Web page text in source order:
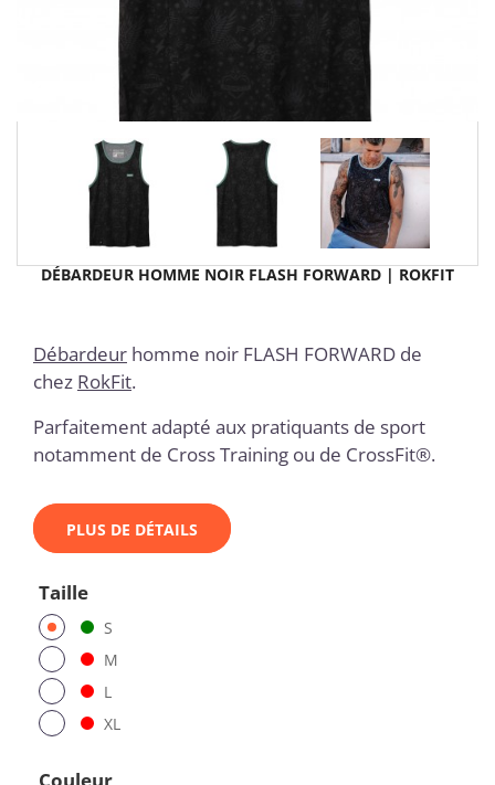
DÉBARDEUR HOMME NOIR FLASH FORWARD | ROKFIT
Débardeur homme noir FLASH FORWARD de
chez RokFit.
Parfaitement adapté aux pratiquants de sport
notamment de Cross Training ou de CrossFit®.
PLUS DE DÉTAILS
Taille
S
M
L
XL